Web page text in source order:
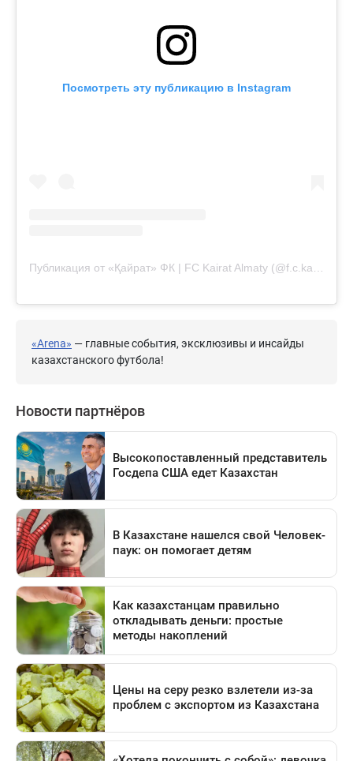
Посмотреть эту публикацию в Instagram
«Arena» — главные события, эксклюзивы и инсайды
казахстанского футбола!